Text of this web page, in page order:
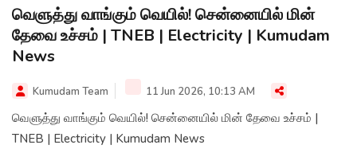
வெளுத்து வாங்கும் வெயில்! சென்னையில் மின்
தேவை உச்சம் | TNEB | Electricity | Kumudam
News
Kumudam Team 11 Jun 2026, 10:13 AM
வெளுத்து வாங்கும் வெயில்! சென்னையில் மின் தேவை உச்சம் |
TNEB | Electricity | Kumudam News